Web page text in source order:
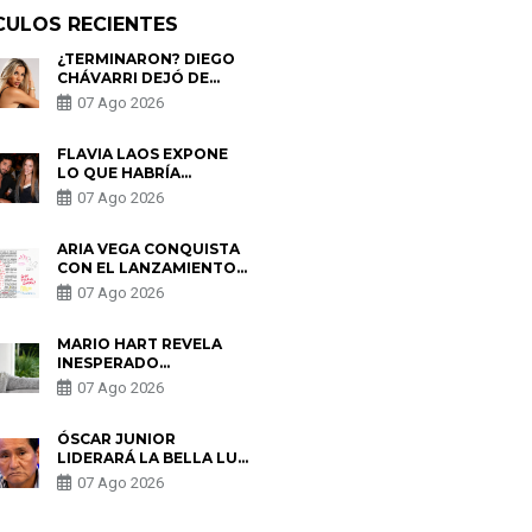
RECIENTES
¿TERMINARON? DIEGO
CHÁVARRI DEJÓ DE
SEGUIR A GABRIELA
HERRERA Y ANUNCIA SU
07 Ago 2026
FLAVIA LAOS EXPONE
LO QUE HABRÍA
BUSCADO PABLO
HEREDIA CON ALE
PARTES QUERÍA EL
REMEMBER”
07 Ago 2026
ARIA VEGA CONQUISTA
CON EL LANZAMIENTO
DE “TOTOTO (+4)”
07 Ago 2026
MARIO HART REVELA
INESPERADO
PROBLEMA DE SALUD
ANTES DE SEPARARSE
ENCONTRARON UN
TUMOR”
07 Ago 2026
ÓSCAR JUNIOR
LIDERARÁ LA BELLA LUZ
TRAS SALIDA DE SU
PADRE POR POLÉMICA
07 Ago 2026